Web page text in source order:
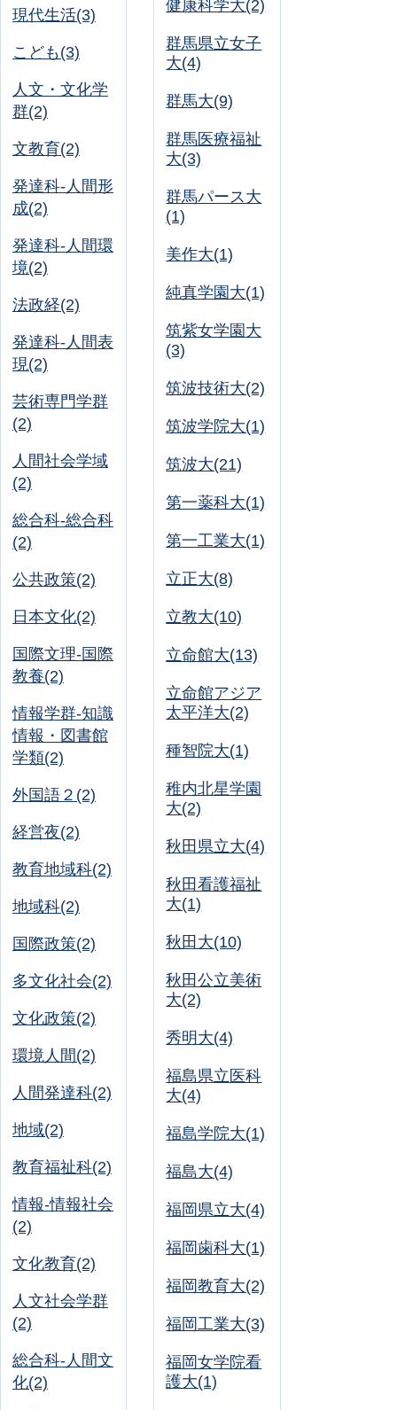
現代生活(3)
こども(3)
人文・文化学
群(2)
文教育(2)
発達科-人間形
成(2)
発達科-人間環
境(2)
法政経(2)
発達科-人間表
現(2)
芸術専門学群
(2)
人間社会学域
(2)
総合科-総合科
(2)
公共政策(2)
日本文化(2)
国際文理-国際
教養(2)
情報学群-知識
情報・図書館
学類(2)
外国語２(2)
経営夜(2)
教育地域科(2)
地域科(2)
国際政策(2)
多文化社会(2)
文化政策(2)
環境人間(2)
人間発達科(2)
地域(2)
教育福祉科(2)
情報-情報社会
(2)
文化教育(2)
人文社会学群
(2)
総合科-人間文
化(2)
健康科学大(2)
群馬県立女子
大(4)
群馬大(9)
群馬医療福祉
大(3)
群馬パース大
(1)
美作大(1)
純真学園大(1)
筑紫女学園大
(3)
筑波技術大(2)
筑波学院大(1)
筑波大(21)
第一薬科大(1)
第一工業大(1)
立正大(8)
立教大(10)
立命館大(13)
立命館アジア
太平洋大(2)
種智院大(1)
稚内北星学園
大(2)
秋田県立大(4)
秋田看護福祉
大(1)
秋田大(10)
秋田公立美術
大(2)
秀明大(4)
福島県立医科
大(4)
福島学院大(1)
福島大(4)
福岡県立大(4)
福岡歯科大(1)
福岡教育大(2)
福岡工業大(3)
福岡女学院看
護大(1)